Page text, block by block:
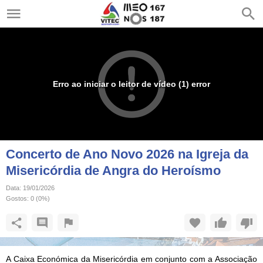
Erro ao iniciar o leitor de vídeo (1) error
Concerto de Ano Novo 2026 na Igreja da
Misericórdia de Angra do Heroísmo
Data: 19/01/2026
Gostos: 0 (0%)
A Caixa Económica da Misericórdia em conjunto com a Associação